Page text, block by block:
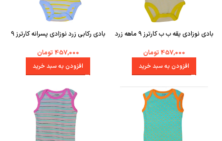
بادی نوزادی یقه ب ب کارترز 9 ماهه زرد
457,000 تومان
افزودن به سبد خرید
بادی رکابی زرد نوزادی پسرانه کارترز 9
457,000 تومان
افزودن به سبد خرید